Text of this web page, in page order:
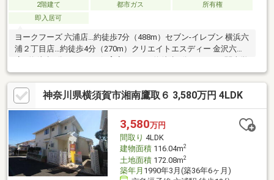
2階建て 都市ガス
所有権
即入居可
ヨークフーズ 六浦店…約徒歩7分（488m）セブン-イレブン 横浜六
浦２丁目店…約徒歩4分（270m）クリエイトエスディー 金沢六浦
院六浦こども園…約徒歩21分（1623m）六浦小学校…約徒歩7分
（513m）六浦中学校…約徒歩9分（657m）六浦第五公園…約徒歩6
分（448m）栗栖医院…約徒歩5分（348m）土地面積に路地状部分
約27.00m2含む
神奈川県横須賀市湘南鷹取６ 3,580万円 4LDK
3,580万円
間取り 4LDK
建物面積116.04m2
土地面積172.08m2
築年月 1990年3月(築36年6ヶ月)